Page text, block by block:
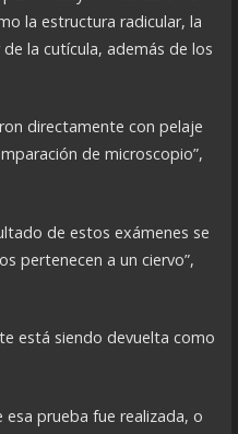
la estructura radicular, la
la cutícula, además de los
directamente con pelaje
de microscopio”,
de estos exámenes se
pertenecen a un ciervo”,
está siendo devuelta como
prueba fue realizada, o